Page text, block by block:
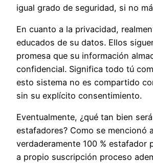
igual grado de seguridad, si no
En cuanto a la privacidad,
educados de su datos. Ellos
promesa que su información
confidencial. Significa todo tú
esto sistema no es compartido
sin su explícito consentimiento.
Eventualmente, ¿qué tan bien
estafadores? Como se mencionó
verdaderamente 100 % estafador
a propio suscripción proceso